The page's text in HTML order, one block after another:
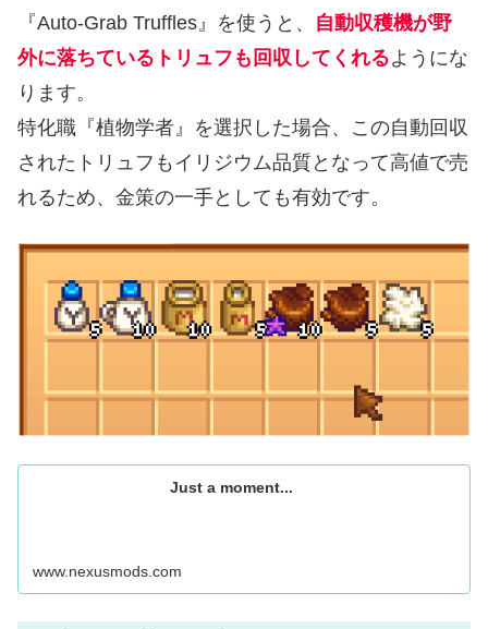
『Auto-Grab Truffles』を使うと、 自動収穫機が野
外に落ちているトリュフも回収してくれるようにな
ります。
特化職『植物学者』を選択した場合、この自動回収
されたトリュフもイリジウム品質となって高値で売
れるため、金策の一手としても有効です。
Just a moment...
www.nexusmods.com